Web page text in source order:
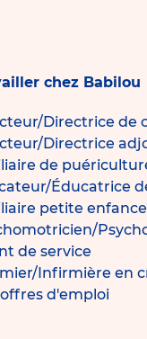
chez Babilou
Directrice de
Directrice
de
Éducatrice
petite enfance
de service
Infirmière en
offres d'emploi